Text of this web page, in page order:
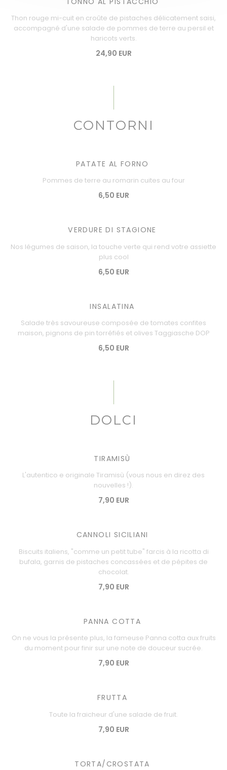
Thon rouge mi-cuit en croûte de pistaches délicatement saisi,
accompagné d'une salade de pommes de terre au persil et
haricots verts.
24,90 EUR
CONTORNI
PATATE AL FORNO
Pommes de terre au romarin cuites au four
6,50 EUR
VERDURE DI STAGIONE
Nos légumes de saison, la touche verte qui rend votre assiette
plus cool
6,50 EUR
INSALATINA
Salade très savoureuse composée de tomates confites
maison, pignons de pin torréfiés et olives Taggiasche DOP
6,50 EUR
DOLCI
TIRAMISÙ
L'autentico e originale Tiramisù (vous nous en direz des
nouvelles !).
7,90 EUR
CANNOLI SICILIANI
Biscuits italiens, "comme un petit tube" farcis à la ricotta di
bufala, garnis de pistaches concassées et de pépites de
chocolat.
7,90 EUR
PANNA COTTA
On ne vous la présente plus, la fameuse Panna cotta aux fruits
du moment pour finir sur une note de douceur sucrée.
7,90 EUR
FRUTTA
Toute la fraicheur d'une salade de fruit.
7,90 EUR
TORTA/CROSTATA